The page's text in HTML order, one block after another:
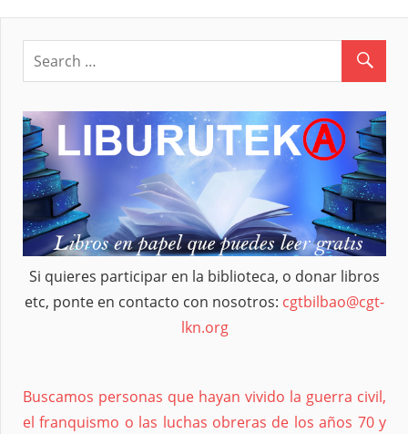
entradas
Si quieres participar en la biblioteca, o donar libros
etc, ponte en contacto con nosotros: cgtbilbao@cgt-
lkn.org
Buscamos personas que hayan vivido la guerra civil,
el franquismo o las luchas obreras de los años 70 y